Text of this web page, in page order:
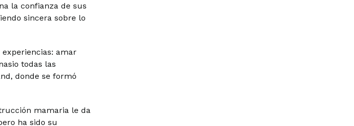
la confianza de sus
sincera sobre lo
amar
todas las
donde se formó
mamaria le da
ha sido su